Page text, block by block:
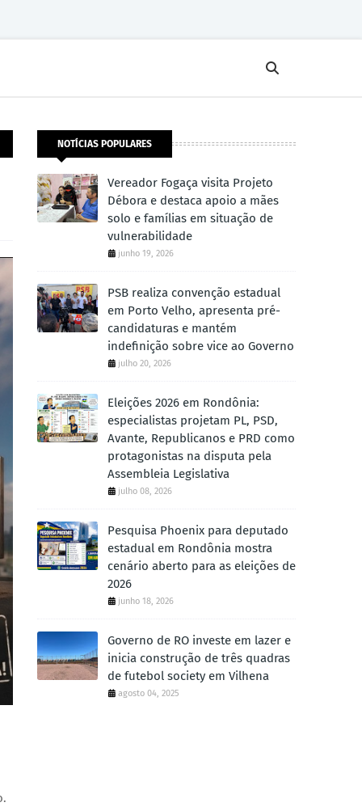
NOTÍCIAS POPULARES
Vereador Fogaça visita Projeto
Débora e destaca apoio a mães
solo e famílias em situação de
vulnerabilidade
junho 19, 2026
PSB realiza convenção estadual
em Porto Velho, apresenta pré-
candidaturas e mantém
indefinição sobre vice ao Governo
julho 20, 2026
Eleições 2026 em Rondônia:
especialistas projetam PL, PSD,
Avante, Republicanos e PRD como
protagonistas na disputa pela
Assembleia Legislativa
julho 08, 2026
Pesquisa Phoenix para deputado
estadual em Rondônia mostra
cenário aberto para as eleições de
2026
junho 18, 2026
Governo de RO investe em lazer e
inicia construção de três quadras
de futebol society em Vilhena
agosto 04, 2025